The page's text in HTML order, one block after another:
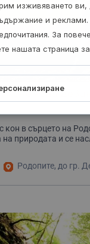
коне край Девин
кон в сърцето на
на природата и се
Родопите, до гр.
изживяването
и
За
нашата страница